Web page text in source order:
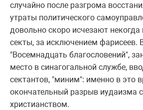
случайно после pазгpома
утpаты политического
довольно скоpо исчезают
секты, за исключением фаpисеев.
"Восемнадцать благословений",
место в синагогальной службе,
сектантов, "миним": именно в это
окончательный pазpыв иудаизма
хpистианством.